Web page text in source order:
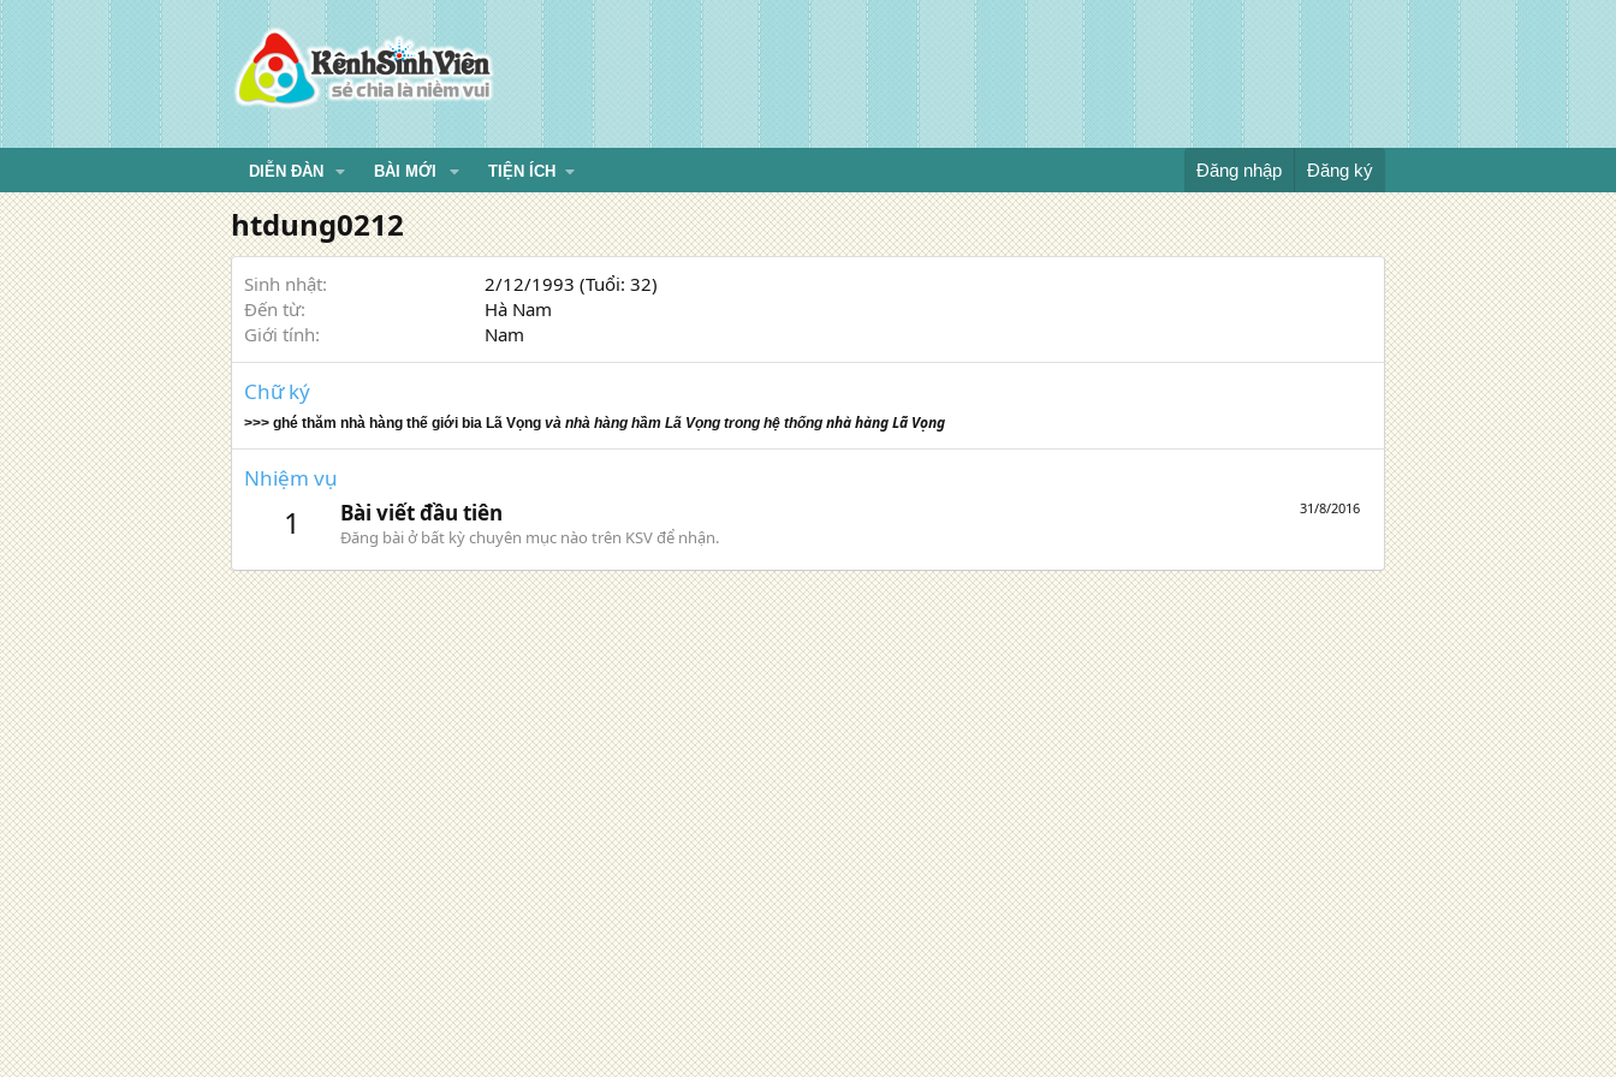
DIỄN ĐÀN BÀI MỚI TIỆN ÍCH Đăng nhập Đăng ký
htdung0212
Sinh nhật
2/12/1993 (Tuổi: 32)
Đến từ
Hà Nam
Giới tính
Nam
Chữ ký
>>> ghé thăm nhà hàng thế giới bia Lã Vọng và nhà hàng hầm Lã Vọng trong hệ thống nhà hàng Lã Vọng
Nhiệm vụ
1 31/8/2016
Bài viết đầu tiên
Đăng bài ở bất kỳ chuyên mục nào trên KSV để nhận.